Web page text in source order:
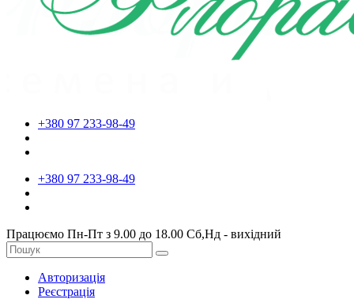
+380 97 233-98-49
+380 97 233-98-49
Працюємо Пн-Пт з 9.00 до 18.00 Сб,Нд - вихідний
Авторизація
Реєстрація